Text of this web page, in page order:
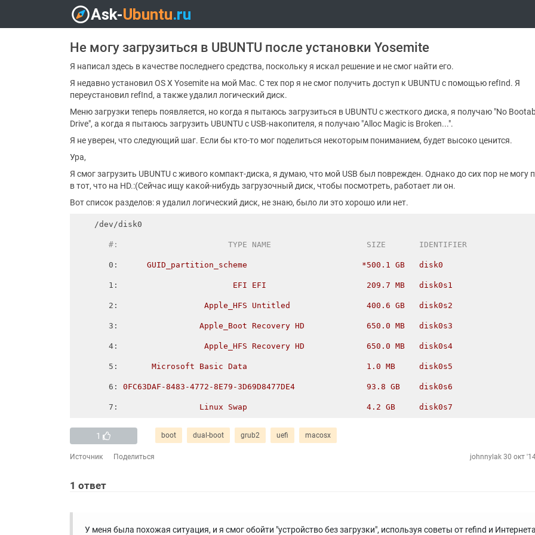
Не могу загрузиться в UBUNTU после установки Yosemite
Я написал здесь в качестве последнего средства, поскольку я искал решение и не смог найти его.
Я недавно установил OS X Yosemite на мой Mac. С тех пор я не смог получить доступ к UBUNTU с помощью refInd. Я
переустановил refInd, а также удалил логический диск.
Меню загрузки теперь появляется, но когда я пытаюсь загрузиться в UBUNTU с жесткого диска, я получаю "No
Drive", а когда я пытаюсь загрузить UBUNTU с USB-накопителя, я получаю "Alloc Magic is Broken...".
Я не уверен, что следующий шаг. Если бы кто-то мог поделиться некоторым пониманием, будет высоко ценится.
Ура,
Я смог загрузить UBUNTU с живого компакт-диска, я думаю, что мой USB был поврежден. Однако до сих пор не могу
в тот, что на HD.:(Сейчас ищу какой-нибудь загрузочный диск, чтобы посмотреть, работает ли он.
Вот список разделов: я удалил логический диск, не знаю, было ли это хорошо или нет.
/dev/disk0
       #:                       TYPE NAME                    SIZE       IDENTIFIER
0 : GUID_partition_scheme                        *500.1 GB   disk0
1 : EFI EFI                     209.7 MB   disk0s1
2 : Apple_HFS Untitled                400.6 GB   disk0s2
3 : Apple_Boot Recovery HD             650.0 MB   disk0s3
4 : Apple_HFS Recovery HD             650.0 MB   disk0s4
5 : Microsoft Basic Data                         1.0 MB     disk0s5
6 : 0FC63DAF-8483-4772-8E79-3D69D8477DE4               93.8 GB    disk0s6
7 : Linux Swap                         4.2 GB     disk0s7
1 boot dual-boot grub2 uefi macosx
Источник Поделиться johnnylak 30 окт
1 ответ
У меня была похожая ситуация, и я смог обойти "устройство без загрузки", используя советы от refind и